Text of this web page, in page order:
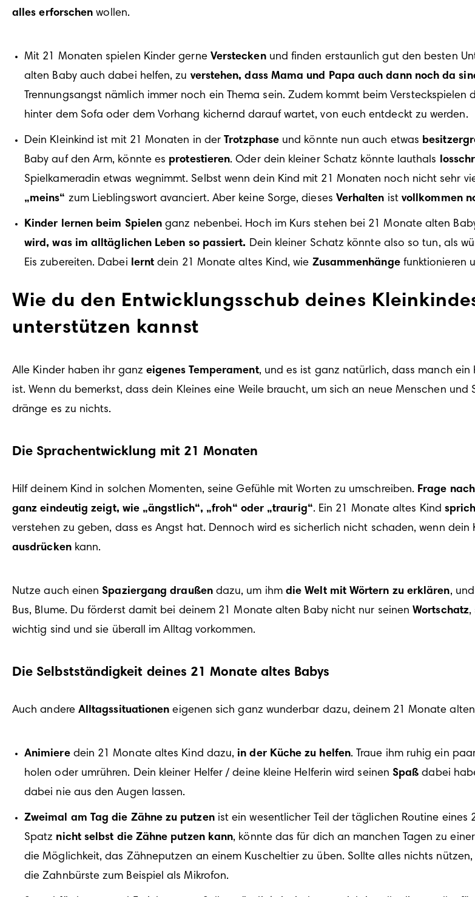
alles erforschen wollen.
Mit 21 Monaten spielen Kinder gerne Verstecken und finden erstaunlich gut den besten
alten Baby auch dabei helfen, zu verstehen, dass Mama und Papa auch dann noch da
Trennungsangst nämlich immer noch ein Thema sein. Zudem kommt beim Versteckspielen
hinter dem Sofa oder dem Vorhang kichernd darauf wartet, von euch entdeckt zu werden.
Dein Kleinkind ist mit 21 Monaten in der Trotzphase und könnte nun auch etwas
Baby auf den Arm, könnte es protestieren. Oder dein kleiner Schatz könnte lauthals
„meins“ zum Lieblingswort avanciert. Aber keine Sorge, dieses Verhalten ist vollkommen
Kinder lernen beim Spielen ganz nebenbei. Hoch im Kurs stehen bei 21 Monate alten
wird, was im alltäglichen Leben so passiert. Dein kleiner Schatz könnte also so tun, als
Eis zubereiten. Dabei
lernt dein 21 Monate altes Kind, wie Zusammenhänge funktionieren
Wie du den Entwicklungsschub deines
unterstützen kannst
Alle Kinder haben ihr ganz eigenes Temperament, und es ist ganz natürlich, dass manch
ist. Wenn du bemerkst, dass dein Kleines eine Weile braucht, um sich an neue Menschen und
dränge es zu nichts.
Die Sprachentwicklung mit 21 Monaten
Hilf deinem Kind in solchen Momenten, seine Gefühle mit Worten zu umschreiben. Frage
ganz eindeutig zeigt, wie „ängstlich“, „froh“ oder „traurig“. Ein 21 Monate altes Kind
verstehen zu geben, dass es Angst hat. Dennoch wird es sicherlich nicht schaden, wenn dein
ausdrücken kann.
Nutze auch einen Spaziergang draußen dazu, um ihm die Welt mit Wörtern zu erklären, und
Bus, Blume. Du förderst damit bei deinem 21 Monate alten Baby nicht nur seinen Wortschatz,
Die Selbstständigkeit deines 21 Monate altes Babys
Auch andere Alltagssituationen eigenen sich ganz wunderbar dazu, deinem 21 Monate
Animiere dein 21 Monate altes Kind dazu, in der Küche zu helfen. Traue ihm ruhig ein
holen oder umrühren. Dein kleiner Helfer / deine kleine Helferin wird seinen Spaß dabei
dabei nie aus den Augen lassen.
Zweimal am Tag die Zähne zu putzen ist ein wesentlicher Teil der täglichen Routine
Spatz nicht selbst die Zähne putzen kann, könnte das für dich an manchen Tagen zu
die Möglichkeit, das Zähneputzen an einem Kuscheltier zu üben. Sollte alles nichts
die Zahnbürste zum Beispiel als Mikrofon.